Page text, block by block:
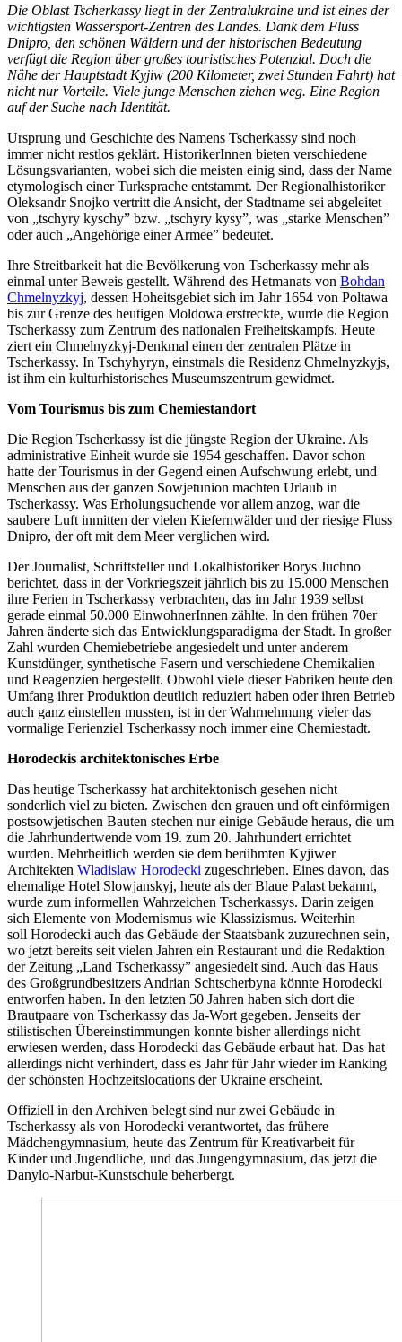
Die Oblast Tscherkassy liegt in der Zentralukraine und ist eines der
wichtigsten Wassersport-Zentren des Landes. Dank dem Fluss
Dnipro, den schönen Wäldern und der historischen Bedeutung
verfügt die Region über großes touristisches Potenzial. Doch die
Nähe der Hauptstadt Kyjiw (200 Kilometer, zwei Stunden Fahrt) hat
nicht nur Vorteile. Viele junge Menschen ziehen weg. Eine Region
auf der Suche nach Identität.
Ursprung und Geschichte des Namens Tscherkassy sind noch
immer nicht restlos geklärt. HistorikerInnen bieten verschiedene
Lösungsvarianten, wobei sich die meisten einig sind, dass der Name
etymologisch einer Turksprache entstammt. Der Regionalhistoriker
Oleksandr Snojko vertritt die Ansicht, der Stadtname sei abgeleitet
von „tschyry kyschy” bzw. „tschyry kysy”, was „starke Menschen”
oder auch „Angehörige einer Armee” bedeutet.
Ihre Streitbarkeit hat die Bevölkerung von Tscherkassy mehr als
einmal unter Beweis gestellt. Während des Hetmanats von Bohdan
Chmelnyzkyj, dessen Hoheitsgebiet sich im Jahr 1654 von Poltawa
bis zur Grenze des heutigen Moldowa erstreckte, wurde die Region
Tscherkassy zum Zentrum des nationalen Freiheitskampfs. Heute
ziert ein Chmelnyzkyj-Denkmal einen der zentralen Plätze in
Tscherkassy. In Tschyhyryn, einstmals die Residenz Chmelnyzkyjs,
ist ihm ein kulturhistorisches Museumszentrum gewidmet.
Vom Tourismus bis zum Chemiestandort
Die Region Tscherkassy ist die jüngste Region der Ukraine. Als
administrative Einheit wurde sie 1954 geschaffen. Davor schon
hatte der Tourismus in der Gegend einen Aufschwung erlebt, und
Menschen aus der ganzen Sowjetunion machten Urlaub in
Tscherkassy. Was Erholungsuchende vor allem anzog, war die
saubere Luft inmitten der vielen Kiefernwälder und der riesige Fluss
Dnipro, der oft mit dem Meer verglichen wird.
Der Journalist, Schriftsteller und Lokalhistoriker Borys Juchno
berichtet, dass in der Vorkriegszeit jährlich bis zu 15.000 Menschen
ihre Ferien in Tscherkassy verbrachten, das im Jahr 1939 selbst
gerade einmal 50.000 EinwohnerInnen zählte. In den frühen 70er
Jahren änderte sich das Entwicklungsparadigma der Stadt. In großer
Zahl wurden Chemiebetriebe angesiedelt und unter anderem
Kunstdünger, synthetische Fasern und verschiedene Chemikalien
und Reagenzien hergestellt. Obwohl viele dieser Fabriken heute den
Umfang ihrer Produktion deutlich reduziert haben oder ihren Betrieb
auch ganz einstellen mussten, ist in der Wahrnehmung vieler das
vormalige Ferienziel Tscherkassy noch immer eine Chemiestadt.
Horodeckis architektonisches Erbe
Das heutige Tscherkassy hat architektonisch gesehen nicht
sonderlich viel zu bieten. Zwischen den grauen und oft einförmigen
postsowjetischen Bauten stechen nur einige Gebäude heraus, die um
die Jahrhundertwende vom 19. zum 20. Jahrhundert errichtet
wurden. Mehrheitlich werden sie dem berühmten Kyjiwer
Architekten Wladislaw Horodecki zugeschrieben. Eines davon, das
ehemalige Hotel Slowjanskyj, heute als der Blaue Palast bekannt,
wurde zum informellen Wahrzeichen Tscherkassys. Darin zeigen
sich Elemente von Modernismus wie Klassizismus. Weiterhin
soll Horodecki auch das Gebäude der Staatsbank zuzurechnen sein,
wo jetzt bereits seit vielen Jahren ein Restaurant und die Redaktion
der Zeitung „Land Tscherkassy” angesiedelt sind. Auch das Haus
des Großgrundbesitzers Andrian Schtscherbyna könnte Horodecki
entworfen haben. In den letzten 50 Jahren haben sich dort die
Brautpaare von Tscherkassy das Ja-Wort gegeben. Jenseits der
stilistischen Übereinstimmungen konnte bisher allerdings nicht
erwiesen werden, dass Horodecki das Gebäude erbaut hat. Das hat
allerdings nicht verhindert, dass es Jahr für Jahr wieder im Ranking
der schönsten Hochzeitslocations der Ukraine erscheint.
Offiziell in den Archiven belegt sind nur zwei Gebäude in
Tscherkassy als von Horodecki verantwortet, das frühere
Mädchengymnasium, heute das Zentrum für Kreativarbeit für
Kinder und Jugendliche, und das Jungengymnasium, das jetzt die
Danylo-Narbut-Kunstschule beherbergt.